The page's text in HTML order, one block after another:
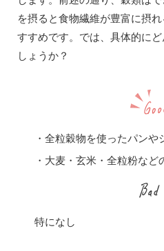
を摂ると食物繊維が豊富に摂
すすめです。では、具体的に
しょうか？
・全粒穀物を使ったパン
・大麦・玄米・全粒粉など
特になし